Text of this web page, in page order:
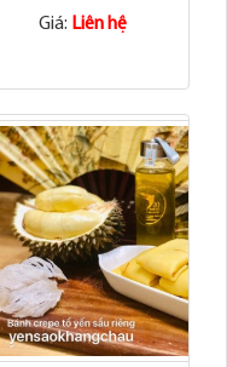
Giá: Liên hệ